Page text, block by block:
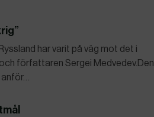
har varit på väg mot det i
författaren Sergei Medvedev.Den